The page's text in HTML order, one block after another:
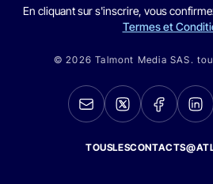
En cliquant sur s'inscrire, vous
Termes et
© 2026 Talmont Media SAS.